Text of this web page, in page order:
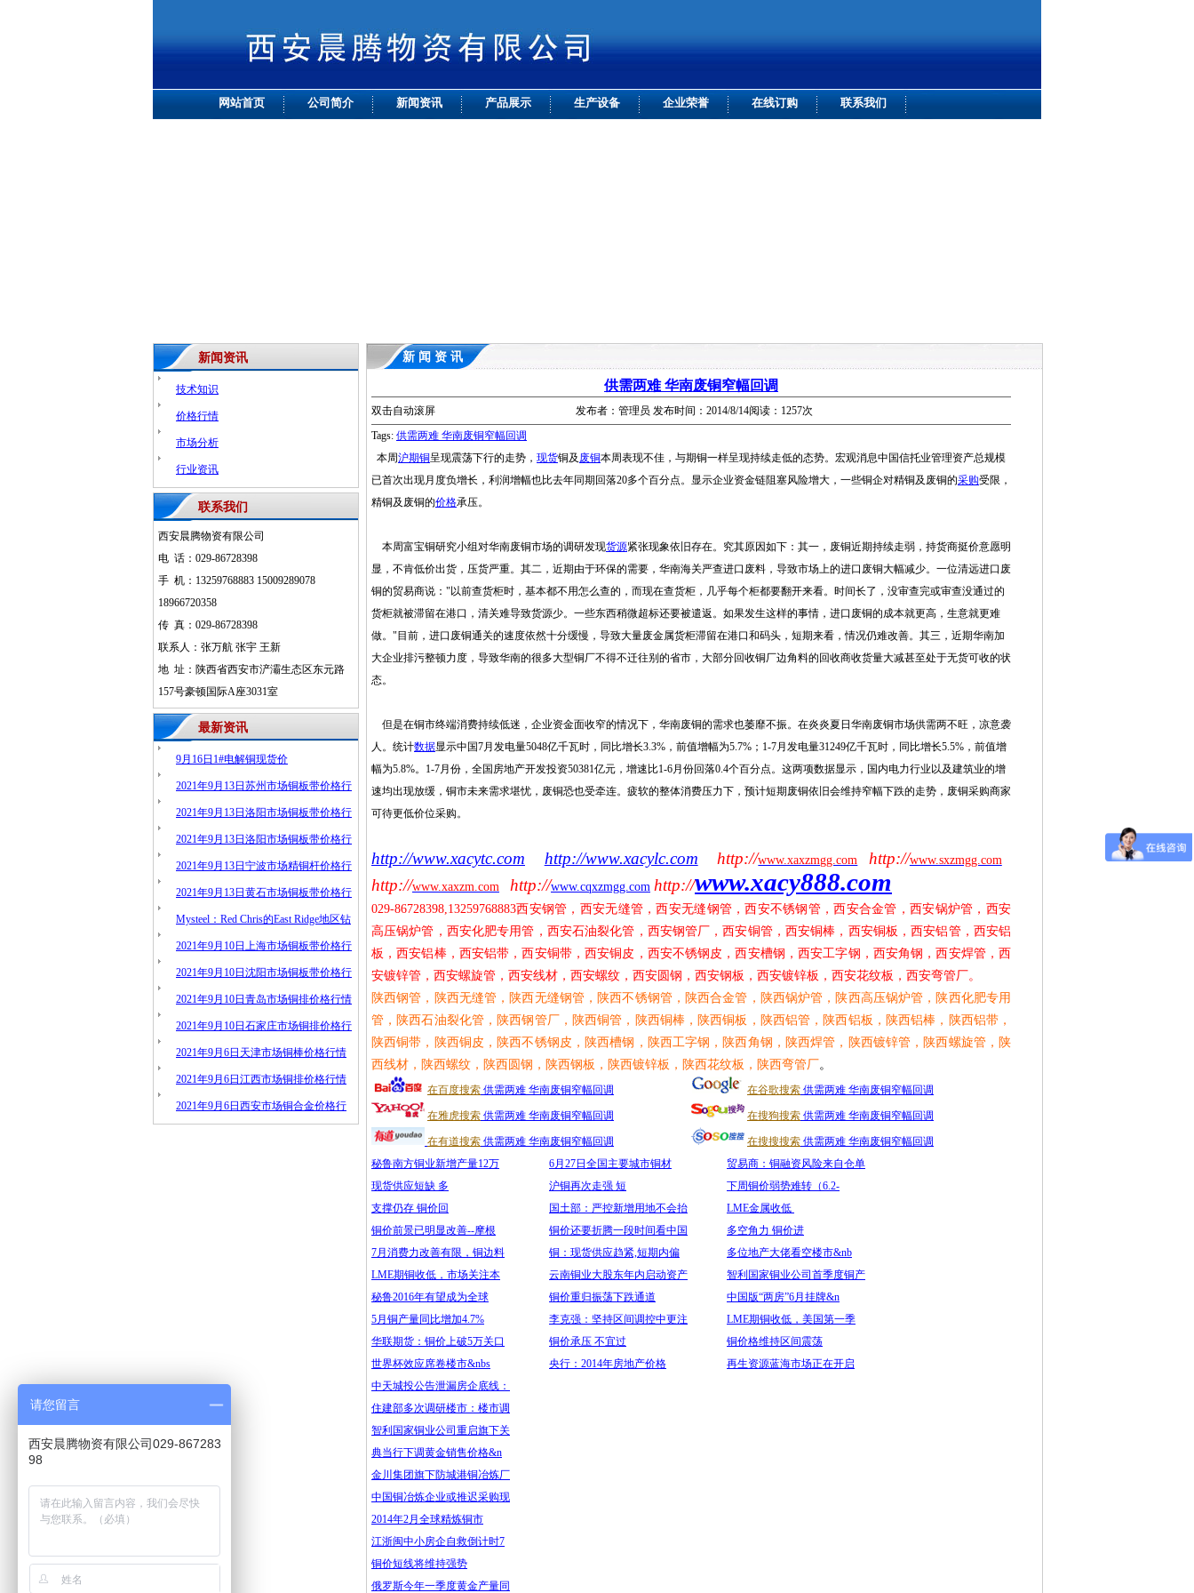
网站首页 公司简介 新闻资讯 产品展示 生产设备 企业荣誉 在线订购 联系我们
新闻资讯
技术知识
价格行情
市场分析
行业资讯
联系我们
西安晨腾物资有限公司
电 话：029-86728398
手 机：13259768883 15009289078
18966720358
传 真：029-86728398
联系人：张万航 张宇 王新
地 址：陕西省西安市浐灞生态区东元路
157号豪顿国际A座3031室
最新资讯
9月16日1#电解铜现货价
2021年9月13日苏州市场铜板带价格行
情
2021年9月13日洛阳市场铜板带价格行
情
2021年9月13日洛阳市场铜板带价格行
情
2021年9月13日宁波市场精铜杆价格行
情
2021年9月13日黄石市场铜板带价格行
情
Mysteel：Red Chris的East Ridge地区钻
探结果表明矿化连续性
2021年9月10日上海市场铜板带价格行
情
2021年9月10日沈阳市场铜板带价格行
情
2021年9月10日青岛市场铜排价格行情
2021年9月10日石家庄市场铜排价格行
情
2021年9月6日天津市场铜棒价格行情
2021年9月6日江西市场铜排价格行情
2021年9月6日西安市场铜合金价格行
新 闻 资 讯
供需两难 华南废铜窄幅回调
双击自动滚屏
发布者：管理员 发布时间：2014/8/14阅读：1257次
Tags: 供需两难 华南废铜窄幅回调
本周沪期铜呈现震荡下行的走势， 现货铜及 废铜本周表现不佳，与期铜一样呈现持续走低的态势。宏观消息中国信托业管理资产总规模
已首次出现月度负增长，利润增幅也比去年同期回落20多个百分点。显示企业资金链阻塞风险增大，一些铜企对精铜及废铜的采购受限，
精铜及废铜的价格承压。
本周富宝铜研究小组对华南废铜市场的调研发现货源紧张现象依旧存在。究其原因如下：其一，废铜近期持续走弱，持货商挺价意愿明
显，不肯低价出货，压货严重。其二，近期由于环保的需要，华南海关严查进口废料，导致市场上的进口废铜大幅减少。一位清远进口废
铜的贸易商说："以前查货柜时，基本都不用怎么查的，而现在查货柜，几乎每个柜都要翻开来看。时间长了，没审查完或审查没通过的
货柜就被滞留在港口，清关难导致货源少。一些东西稍微超标还要被遣返。如果发生这样的事情，进口废铜的成本就更高，生意就更难
做。"目前，进口废铜通关的速度依然十分缓慢，导致大量废金属货柜滞留在港口和码头，短期来看，情况仍难改善。其三，近期华南加
大企业排污整顿力度，导致华南的很多大型铜厂不得不迁往别的省市，大部分回收铜厂边角料的回收商收货量大减甚至处于无货可收的状
态。
但是在铜市终端消费持续低迷，企业资金面收窄的情况下，华南废铜的需求也萎靡不振。在炎炎夏日华南废铜市场供需两不旺，凉意袭
人。统计数据显示中国7月发电量5048亿千瓦时，同比增长3.3%，前值增幅为5.7%；1-7月发电量31249亿千瓦时，同比增长5.5%，前值增
幅为5.8%。1-7月份，全国房地产开发投资50381亿元，增速比1-6月份回落0.4个百分点。这两项数据显示，国内电力行业以及建筑业的增
速均出现放缓，铜市未来需求堪忧，废铜恐也受牵连。疲软的整体消费压力下，预计短期废铜依旧会维持窄幅下跌的走势，废铜采购商家
可待更低价位采购。
http://www.xacytc.com http://www.xacylc.com http://www.xaxzmgg.com http://www.sxzmgg.com
http://www.xaxzm.com http://www.cqxzmgg.com http://www.xacy888.com
029-86728398,13259768883西安钢管，西安无缝管，西安无缝钢管，西安不锈钢管，西安合金管，西安锅炉管，西安
高压锅炉管，西安化肥专用管，西安石油裂化管，西安钢管厂，西安铜管，西安铜棒，西安铜板，西安铝管，西安铝
板，西安铝棒，西安铝带，西安铜带，西安铜皮，西安不锈钢皮，西安槽钢，西安工字钢，西安角钢，西安焊管，西
安镀锌管，西安螺旋管，西安线材，西安螺纹，西安圆钢，西安钢板，西安镀锌板，西安花纹板，西安弯管厂。
陕西钢管，陕西无缝管，陕西无缝钢管，陕西不锈钢管，陕西合金管，陕西锅炉管，陕西高压锅炉管，陕西化肥专用
管，陕西石油裂化管，陕西钢管厂，陕西铜管，陕西铜棒，陕西铜板，陕西铝管，陕西铝板，陕西铝棒，陕西铝带，
陕西铜带，陕西铜皮，陕西不锈钢皮，陕西槽钢，陕西工字钢，陕西角钢，陕西焊管，陕西镀锌管，陕西螺旋管，陕
西线材，陕西螺纹，陕西圆钢，陕西钢板，陕西镀锌板，陕西花纹板，陕西弯管厂。
在百度搜索 供需两难 华南废铜窄幅回调 在谷歌搜索 供需两难 华南废铜窄幅回调
在雅虎搜索 供需两难 华南废铜窄幅回调 在搜狗搜索 供需两难 华南废铜窄幅回调
在有道搜索 供需两难 华南废铜窄幅回调 在搜搜搜索 供需两难 华南废铜窄幅回调
秘鲁南方铜业新增产量12万
现货供应短缺 多
支撑仍存 铜价回
铜价前景已明显改善--摩根
7月消费力改善有限，铜边料
LME期铜收低，市场关注本
秘鲁2016年有望成为全球
5月铜产量同比增加4.7%
华联期货：铜价上破5万关口
世界杯效应席卷楼市&nbs
6月27日全国主要城市铜材
沪铜再次走强 短
国土部：严控新增用地不会抬
铜价还要折腾一段时间看中国
铜：现货供应趋紧,短期内偏
云南铜业大股东年内启动资产
铜价重归振荡下跌通道
李克强：坚持区间调控中更注
铜价承压 不宜过
央行：2014年房地产价格
贸易商：铜融资风险来自仓单
下周铜价弱势难转（6.2-
LME金属收低
多空角力 铜价进
多位地产大佬看空楼市&nb
智利国家铜业公司首季度铜产
中国版“两房”6月挂牌&n
LME期铜收低，美国第一季
铜价格维持区间震荡
再生资源蓝海市场正在开启
中天城投公告泄漏房企底线：
住建部多次调研楼市：楼市调
智利国家铜业公司重启旗下关
典当行下调黄金销售价格&n
金川集团旗下防城港铜冶炼厂
中国铜冶炼企业或推迟采购现
2014年2月全球精炼铜市
江浙闽中小房企自救倒计时7
铜价短线将维持强势
俄罗斯今年一季度黄金产量同
请您留言
西安晨腾物资有限公司029-867283
98